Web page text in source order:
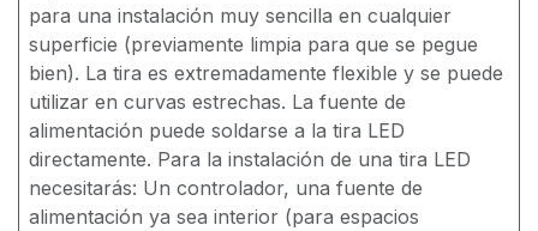
para una instalación muy sencilla en cualquier
superficie (previamente limpia para que se pegue
bien). La tira es extremadamente flexible y se puede
utilizar en curvas estrechas. La fuente de
alimentación puede soldarse a la tira LED
directamente. Para la instalación de una tira LED
necesitarás: Un controlador, una fuente de
alimentación ya sea interior (para espacios